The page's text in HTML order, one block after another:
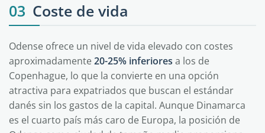
03 Coste de vida
Odense ofrece un nivel de vida elevado con costes
aproximadamente20-25% inferiores a los de
Copenhague, lo que la convierte en una opción
atractiva para expatriados que buscan el estándar
danés sin los gastos de la capital. Aunque Dinamarca
es el cuarto país más caro de Europa, la posición de